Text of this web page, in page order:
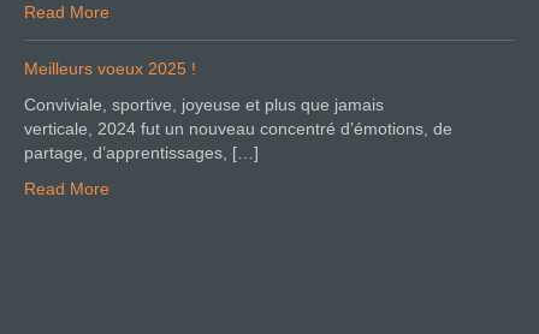
Read More
Meilleurs voeux 2025 !
Conviviale, sportive, joyeuse et plus que jamais
verticale, 2024 fut un nouveau concentré d’émotions, de
partage, d’apprentissages, […]
Read More